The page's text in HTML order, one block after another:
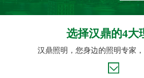
选择汉鼎的4大
汉鼎照明，您身边的照明专家